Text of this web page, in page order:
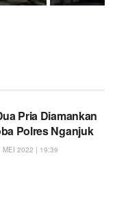
Pria Diamankan
Polres Nganjuk
MEI 2022 | 19:39